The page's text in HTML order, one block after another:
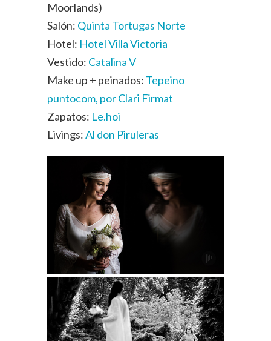
Moorlands)
Salón: Quinta Tortugas Norte
Hotel: Hotel Villa Victoria
Vestido: Catalina V
Make up + peinados: Tepeino
puntocom, por Clari Firmat
Zapatos: Le.hoi
Livings:Al don Piruleras